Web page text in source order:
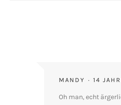
MANDY 14
Oh man, echt